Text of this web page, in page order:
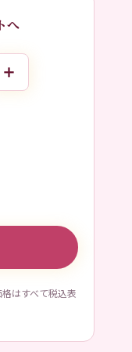
へ
＋
はすべて税込表